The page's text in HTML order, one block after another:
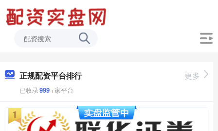
正规配资平台排行
已收录999+家平台
更多